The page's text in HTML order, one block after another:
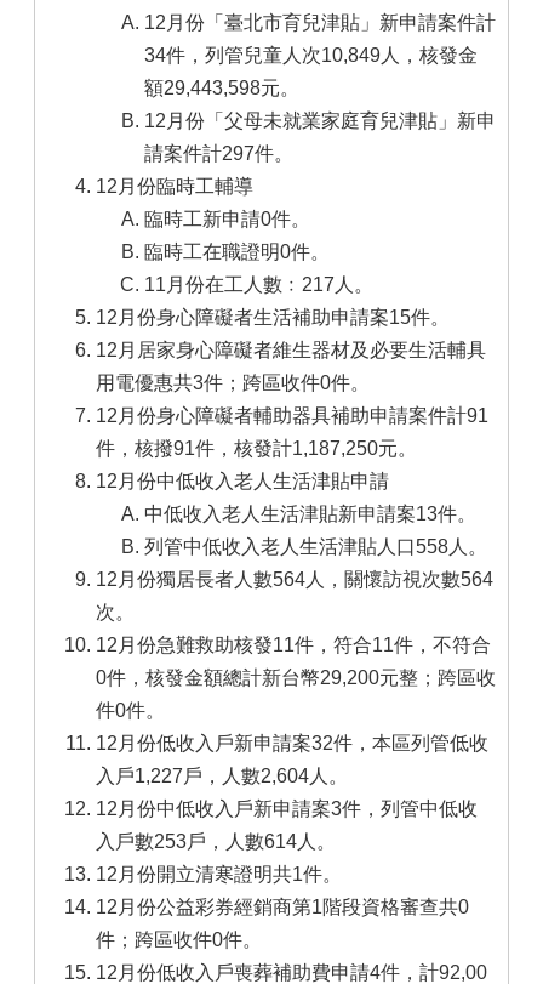
12月份「臺北市育兒津貼」新申請案件計
34件，列管兒童人次10,849人，核發金
額29,443,598元。
12月份「父母未就業家庭育兒津貼」新申
請案件計297件。
12月份臨時工輔導
臨時工新申請0件。
臨時工在職證明0件。
11月份在工人數﹕217人。
12月份身心障礙者生活補助申請案15件。
12月居家身心障礙者維生器材及必要生活輔具
用電優惠共3件；跨區收件0件。
12月份身心障礙者輔助器具補助申請案件計91
件，核撥91件，核發計1,187,250元。
12月份中低收入老人生活津貼申請
中低收入老人生活津貼新申請案13件。
列管中低收入老人生活津貼人口558人。
12月份獨居長者人數564人，關懷訪視次數564
次。
12月份急難救助核發11件，符合11件，不符合
0件，核發金額總計新台幣29,200元整；跨區收
件0件。
12月份低收入戶新申請案32件，本區列管低收
入戶1,227戶，人數2,604人。
12月份中低收入戶新申請案3件，列管中低收
入戶數253戶，人數614人。
12月份開立清寒證明共1件。
12月份公益彩券經銷商第1階段資格審查共0
件；跨區收件0件。
12月份低收入戶喪葬補助費申請4件，計92,00